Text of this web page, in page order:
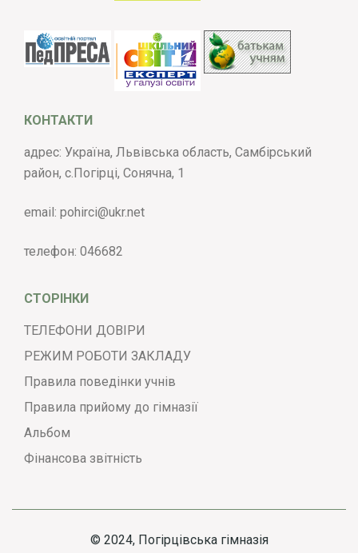
КОНТАКТИ
адрес: Україна, Львівська область, Самбірський
район, с.Погірці, Сонячна, 1
email: pohirci@ukr.net
телефон: 046682
СТОРІНКИ
ТЕЛЕФОНИ ДОВІРИ
РЕЖИМ РОБОТИ ЗАКЛАДУ
Правила поведінки учнів
Правила прийому до гімназії
Альбом
Фінансова звітність
© 2024, Погірцівська гімназія